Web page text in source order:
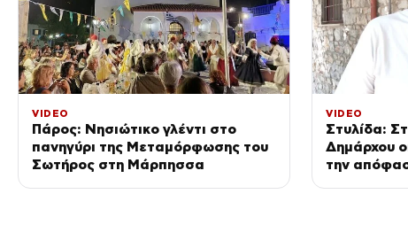
VIDEO
Πάρος: Νησιώτικο γλέντι στο
πανηγύρι της Μεταμόρφωσης του
Σωτήρος στη Μάρπησσα
VIDEO
Στυλίδα:
Δημάρχου
την